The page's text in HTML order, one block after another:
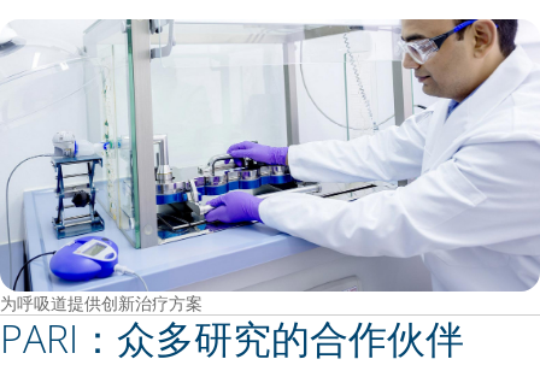
为呼吸道提供创新治疗方案
PARI：众多研究的合作伙伴